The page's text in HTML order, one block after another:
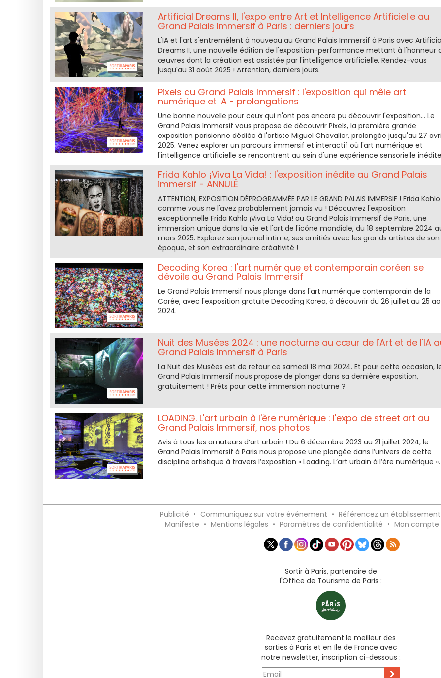
Artificial Dreams II, l'expo entre Art et Intelligence Artificielle au
Grand Palais Immersif à Paris : derniers jours
L'IA et l'art s'entremêlent à nouveau au Grand Palais Immersif à Paris avec
Dreams II, une nouvelle édition de l'exposition-performance mettant à l'honneur
œuvres dont la création est assistée par l'intelligence artificielle. Rendez-vous
jusqu'au 31 août 2025 ! Attention, derniers jours.
Pixels au Grand Palais Immersif : l'exposition qui mêle art
numérique et IA - prolongations
Une bonne nouvelle pour ceux qui n'ont pas encore pu découvrir l'exposition... Le
Grand Palais Immersif vous propose de découvrir Pixels, la première grande
exposition parisienne dédiée à l'artiste Miguel Chevalier, prolongée jusqu'au 27
2025. Venez explorer un parcours immersif et interactif où l'art numérique et
l'intelligence artificielle se rencontrent au sein d'une expérience sensorielle
Frida Kahlo ¡Viva La Vida! : l'exposition inédite au Grand Palais
immersif - ANNULÉ
ATTENTION, EXPOSITION DÉPROGRAMMÉE PAR LE GRAND PALAIS IMMERSIF ! Frida Kahlo
comme vous ne l'avez probablement jamais vu ! Découvrez l'exposition
exceptionnelle Frida Kahlo ¡Viva La Vida! au Grand Palais Immersif de Paris, une
immersion unique dans la vie et l'art de l'icône mondiale, du 18 septembre 2024
mars 2025. Explorez son journal intime, ses amitiés avec les grands artistes de son
époque, et son extraordinaire créativité !
Decoding Korea : l'art numérique et contemporain coréen se
dévoile au Grand Palais Immersif
Le Grand Palais Immersif nous plonge dans l'art numérique contemporain de la
Corée, avec l'exposition gratuite Decoding Korea, à découvrir du 26 juillet au 25
2024.
Nuit des Musées 2024 : une nocturne au cœur de l'Art et de l'IA
Grand Palais Immersif à Paris
La Nuit des Musées est de retour ce samedi 18 mai 2024. Et pour cette occasion,
Grand Palais Immersif nous propose de plonger dans sa dernière exposition,
gratuitement ! Prêts pour cette immersion nocturne ?
LOADING. L'art urbain à l'ère numérique : l'expo de street art au
Grand Palais Immersif, nos photos
Avis à tous les amateurs d’art urbain ! Du 6 décembre 2023 au 21 juillet 2024, le
Grand Palais Immersif à Paris nous propose une plongée dans l’univers de cette
discipline artistique à travers l’exposition « Loading. L’art urbain à l’ère numérique ».
Publicité • Communiquez sur votre événement • Référencez un établissement
Manifeste • Mentions légales • Paramètres de confidentialité • Mon compte
Sortir à Paris, partenaire de
l'Office de Tourisme de Paris :
Recevez gratuitement le meilleur des
sorties à Paris et en Île de France avec
notre newsletter, inscription ci-dessous :
>